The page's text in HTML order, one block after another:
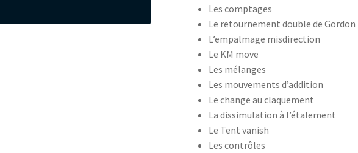
Les comptages
Le retournement double de Gordon
L’empalmage misdirection
Le KM move
Les mélanges
Les mouvements d’addition
Le change au claquement
La dissimulation à l’étalement
Le Tent vanish
Les contrôles